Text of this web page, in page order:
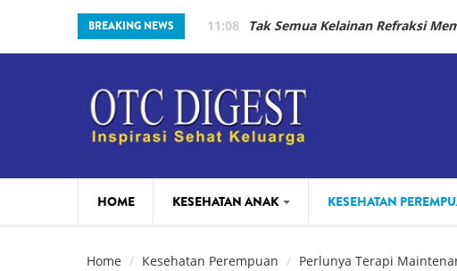
Skip to main content
BREAKING NEWS 11:08 Tak Semua Kelainan Refraksi
HOME KESEHATAN ANAK
PARENTING
KESEHATAN
BEAUTY
Home Kesehatan Perempuan Perlunya Terapi